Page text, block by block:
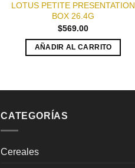
LOTUS PETITE PRESENTATION
BOX 26.4G
$569.00
AÑADIR AL CARRITO
CATEGORÍAS
Cereales